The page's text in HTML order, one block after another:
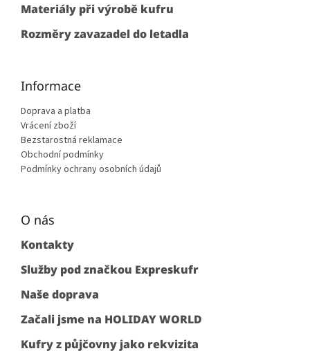
Materiály při výrobě kufru
Rozměry zavazadel do letadla
Informace
Doprava a platba
Vrácení zboží
Bezstarostná reklamace
Obchodní podmínky
Podmínky ochrany osobních údajů
O nás
Kontakty
Služby pod značkou Expreskufr
Naše doprava
Začali jsme na HOLIDAY WORLD
Kufry z půjčovny jako rekvizita